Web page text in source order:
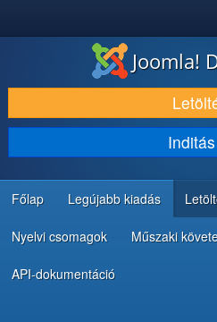
LETÖLTÉS ÉS KITERJESZTÉS
FEDEZZE FEL ÉS TANULJA MEG
KÖZÖSSÉG ÉS TÁMOGATÁS
FEJLESZTŐI ERŐFORRÁSOK
Joomla!
Inditás
Főlap Legújabb kiadás
Nyelvi csomagok Műszaki
API-dokumentáció